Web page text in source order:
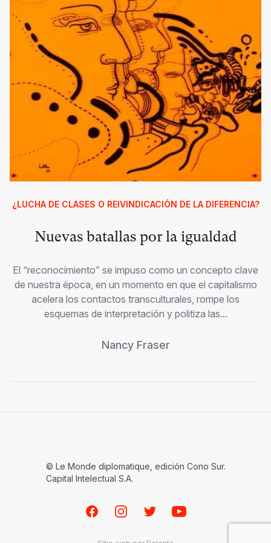
¿LUCHA DE CLASES O REIVINDICACIÓN DE LA DIFERENCIA?
Nuevas batallas por la igualdad
El “reconocimiento” se impuso como un concepto clave
de nuestra época, en un momento en que el capitalismo
acelera los contactos transculturales, rompe los
esquemas de interpretación y politiza las...
Nancy Fraser
© Le Monde diplomatique, edición Cono Sur.
Capital Intelectual S.A.
FacebookInstagramTwitterYoutube